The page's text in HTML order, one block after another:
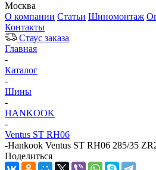
Москва
О компании Статьи Шиномонтаж
Контакты
Стаус заказа
Главная
-
Каталог
-
Шины
-
HANKOOK
-
Ventus ST RH06
-Hankook Ventus ST RH06 285/35
Поделиться